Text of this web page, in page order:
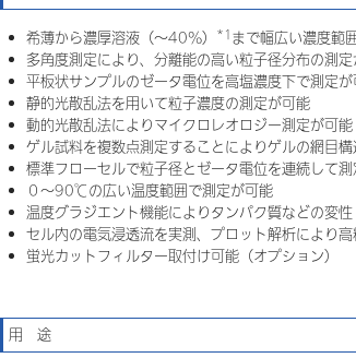
希薄から濃厚溶液（～40%） *1 まで幅広い濃度範
多角度測定により、分離能の高い粒子径分布の測
平板状サンプルのゼータ電位を高塩濃度下で測定
静的光散乱法を用いて粒子濃度の測定が可能
動的光散乱法によりマイクロレオロジー測定が可能
ゲル試料を複数点測定することによりゲルの網目
標準フローセルで粒子径とゼータ電位を連続して
０～90℃の広い温度範囲で測定が可能
温度グラジエント機能によりタンパク質などの変
セル内の電気浸透流を実測、プロット解析により
蛍光カットフィルター取付け可能（オプション）
用 途